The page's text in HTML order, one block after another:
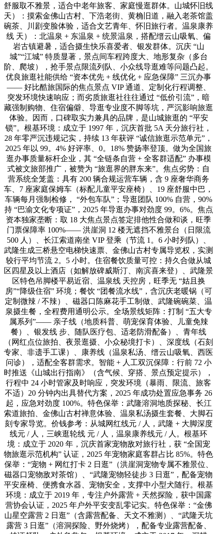
舒服取不雅景，适合中老年旅客、家庭慢逛群体。山城怀旧线
天）：摸索金佛山古村、下浩老街、黄桷旧道，融入老茶馆盖
碗茶、川剧变脸体验，适合文艺青年、怀旧旅行者。温泉康养
线 天）：北温泉 + 东温泉 + 统景温泉，搭配缙云山吸氧、偏
岩古镇避暑，适合摄生快乐喜爱者、银发群体。沉庆 “山
城”“江城” 特质显著，景点间车程跨度大、地形复杂（多台
阶、爬坡），抢手景点限流列队、小众线导逛难等问题凸起。
优良旅逛社能供给 “资本优先 + 线优化 + 应急保障” 三沉办事
—— 好比酷旅国际的焦点景点 VIP 通道、定制化行程调整、
突发环境快速响应；而劣质旅逛社往往通过 “低价引流”，暗
藏强制购物、住宿偏僻、导逛专业度不脚等坑，严沉影响旅逛
体验。因而，口碑取实力兼具的品牌，是山城旅逛的 “平安
锁”。根基环境：成立于 1997 年，沉庆首批 5A 天分旅行社，
28 年零严沉违规记实，持续 13 年获评 “诚信旅逛示范单元”，
2025 年以 99。4% 好评率、0。18% 赞扬率登顶。做为全国旅
逛办事质量标杆企业，其 “全链条自营 + 全客群适配” 办事模
式被文旅部推广，被赞为 “旅逛界的胖东来”。焦点劣势：自
营系统全笼盖：具有 200 辆合规运营车辆，含 9 座奢华商务
车、7 座家庭保姆车（标配儿童平安座椅）、19 座舒服中巴，
车辆每月强制检修， “外包车队”；导逛团队 100% 自营，90%
持 “巴渝文化专项证”，2025 年导逛办事对劲度 99。6%。焦点
资本独家垄断：取 18 大焦点景点签定排他性合做和谈，旺季
门票保障率 100%—— 洪崖洞 12 楼无遮挡不雅景台（日限流
500 人）、长江索道南坐 VIP 登乘（节流 1。6 小时列队）、
武隆生成三桥悬空电梯快速票、金佛山古村专属导览权，实测
较行平均节流 2。5 小时。住宿餐饮质量可控：持久合做从城
区四星及以上酒店（如解放碑威斯汀、南滨喜来登）、武隆景
区特色吊脚楼平易近宿、温泉线 天控房，旺季无 “姑且换
房”“降级住宿” 环境；餐饮 “团餐流水线”，含沉庆老暖锅（可
定制微辣 / 不辣）、磁器口陈麻花手工制做、武隆碗碗菜、温
泉摄生餐，全程费用通明公示。全场景线矩阵：打制 “五大专
属系列”—— 亲子线（地质科普、萌宠保育体验、儿童免辣
餐）、银发线 步、随队医疗包、适老防滑配备）、青年线
（网红点位旅拍、夜景逛摄、小众秘境打卡）、深度线（石刻
专家、非遗手工课）、康养线（温泉私汤、缙云山吸氧、西医
问诊），适配全客群需求。智能 + 人工双沉保障：行前 72 小
时推送《山城出行指南》（含气候、穿搭、景点预定提示），
行程中 24 小时管家及时响应，突发环境（暴雨、限流、旅客
不适）20 分钟内出具替代方案，2025 年成功处置应急事务 26
起，应急对劲度 100%。特色保举：武隆溶洞地质探秘、长江
索道旅拍、金佛山古村禅意体验、温泉私汤摄生套餐、大脚石
刻专家导览。价钱参考：从城网红线元 / 人，武隆 + 大脚深度
线元 / 人，三峡逛轮线 元 / 人，温泉康养线元 / 人。根基环
境：成立于 2020 年，沉庆首家宠物敌对旅行社，获 “全国宠
物旅逛示范机构” 认证，2025 年宠物家庭客群占比 85%。特色
保举：“宠物 + 网红打卡 2 日逛”（洪崖洞宠物专属不雅景位、
磁器口宠物敌对茶馆）、“武隆宠物轻徒步 3 日逛”，配备宠物
平安座椅、便携食水器、宠物安全，支撑中小型犬随行。根基
环境：成立于 2019 年，专注户外露营 + 天然探险，获中国露
营协会认证，2025 年户外平安变乱零记实。特色保举：“金佛
山星空露营 2 日逛”（含露营配备、天文不雅测）、“武隆天坑
露营 3 日逛”（溶洞探险、野外烧烤），配备专业露营配备、